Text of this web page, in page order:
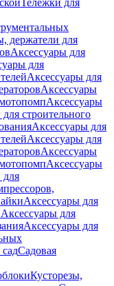
Тележки для
держатели для
Аксессуары для
для
Аксессуары для
Аксессуары
Аксессуары
строительного
Аксессуары для
Аксессуары для
Аксессуары
Аксессуары
для
Аксессуары для
Аксессуары для
Аксессуары для
Садовая
Кусторезы,